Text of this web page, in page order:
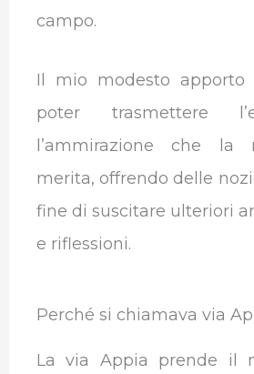
campo.
Il mio modesto apporto
poter trasmettere
l’ammirazione che la
merita, offrendo delle
fine di suscitare ulteriori
e riflessioni.
Perché si chiamava via
La via Appia prende il